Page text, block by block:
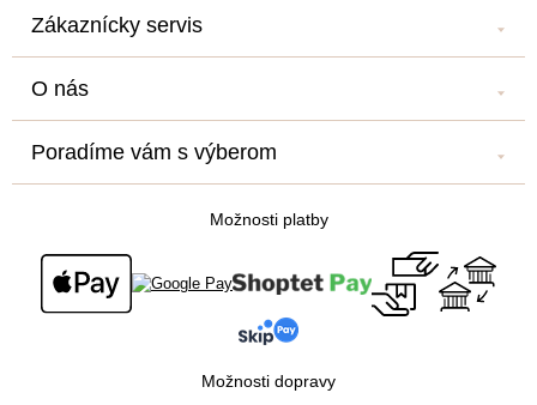
Zákaznícky servis
Doprava a platba
Obchodné podmienky
Podmienky ochrany osobných údajov
O nás
Poradíme vám s výberom
Možnosti platby
Možnosti dopravy